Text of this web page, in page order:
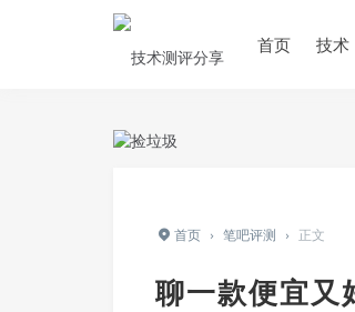
首页 技术
首页 › 笔吧评测 › 正文
聊一款便宜又